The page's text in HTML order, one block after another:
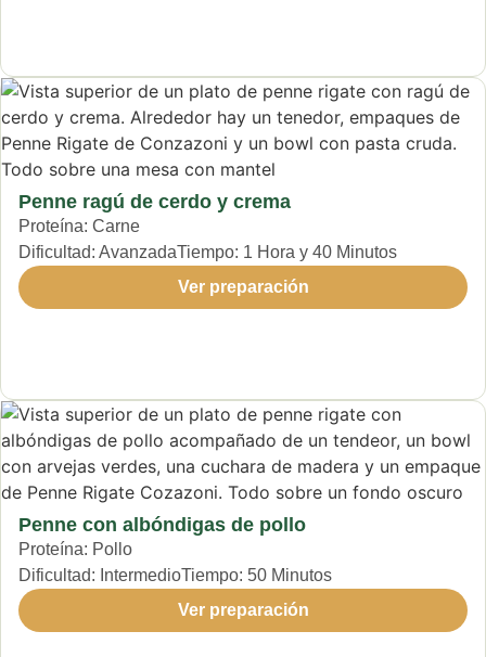
Penne ragú de cerdo y crema
Proteína: Carne
Dificultad: AvanzadaTiempo: 1 Hora y 40 Minutos
Ver preparación
Penne con albóndigas de pollo
Proteína: Pollo
Dificultad: IntermedioTiempo: 50 Minutos
Ver preparación